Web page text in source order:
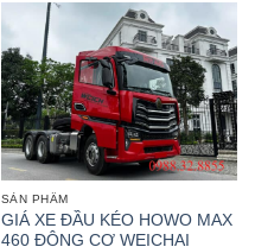
SẢN PHẨM
GIÁ XE ĐẦU KÉO HOWO MAX
460 ĐỘNG CƠ WEICHAI